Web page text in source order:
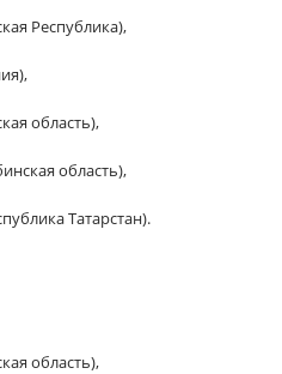
Республика),
область),
область),
Татарстан).
область),